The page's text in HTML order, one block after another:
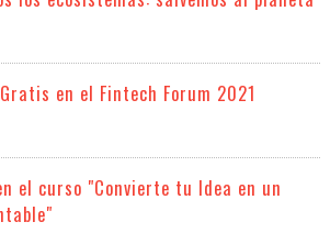
en el Fintech Forum 2021
el curso "Convierte tu Idea en un